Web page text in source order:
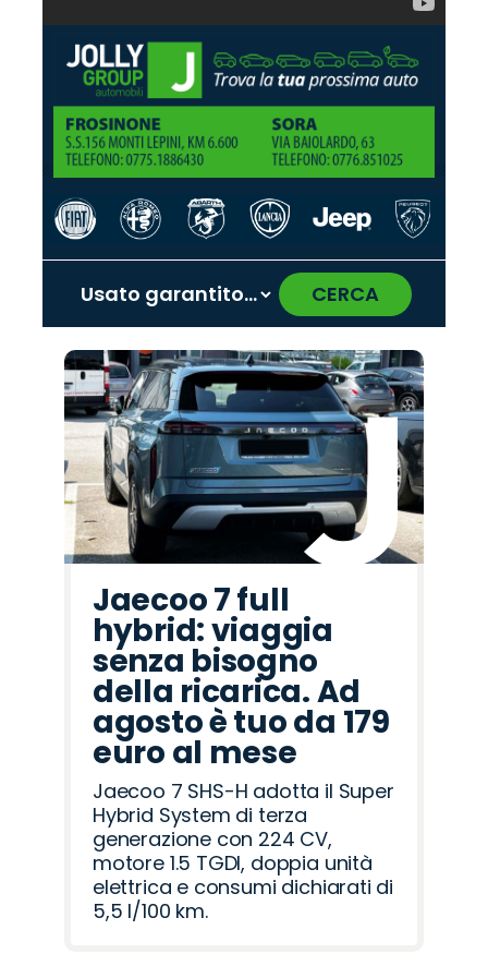
CERCA
Promo
Jeep
Promo
Mazda
Promo
Fiat
Promo
Jaecoo
Promo
Seat
Promo
Cupra
Promo
Citroën
Promo
Opel
Promo
Peugeot
Promo
Alfa
Romeo
Promo
Abarth
Promo
Omoda
Promo
Lancia
Promo
Hyundai
Promo
Land
Rover
‹ ›
Jaecoo 7 full
hybrid: viaggia
senza bisogno
della ricarica. Ad
agosto è tuo da 179
euro al mese
Jaecoo 7 SHS-H adotta il Super
Hybrid System di terza
generazione con 224 CV,
motore 1.5 TGDI, doppia unità
elettrica e consumi dichiarati di
5,5 l/100 km.